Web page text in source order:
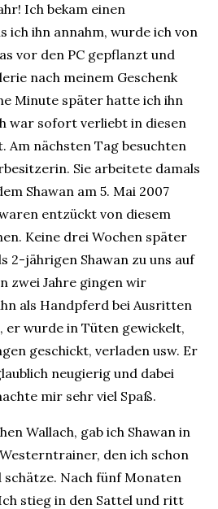
Ich bekam einen
ich ihn annahm, wurde ich von
vor den PC gepflanzt und
nach meinem Geschenk
Minute später hatte ich ihn
war sofort verliebt in diesen
Am nächsten Tag besuchten
Sie arbeitete damals
Shawan am 5. Mai 2007
entzückt von diesem
Keine drei Wochen später
2-jährigen Shawan zu uns auf
zwei Jahre gingen wir
als Handpferd bei Ausritten
wurde in Tüten gewickelt,
geschickt, verladen usw. Er
neugierig und dabei
mir sehr viel Spaß.
Wallach, gab ich Shawan in
den ich schon
schätze. Nach fünf Monaten
stieg in den Sattel und ritt